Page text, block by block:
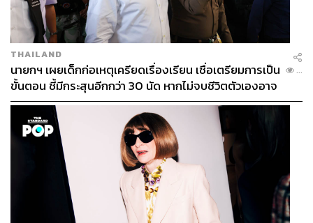
THAILAND
นายกฯ เผยเด็กก่อเหตุเครียดเรื่องเรียน เชื่อเตรียมการเป็น
ขั้นตอน ชี้มีกระสุนอีกกว่า 30 นัด หากไม่จบชีวิตตัวเองอาจ
สูญเสียเพิ่ม
...